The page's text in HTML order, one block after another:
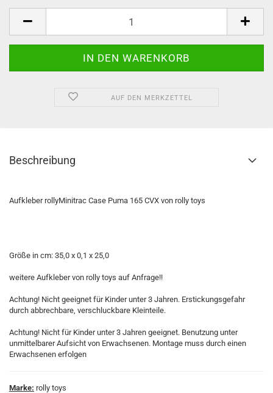
AUF DEN MERKZETTEL
Beschreibung
Aufkleber rollyMinitrac Case Puma 165 CVX von rolly toys
Größe in cm: 35,0 x 0,1 x 25,0
weitere Aufkleber von rolly toys auf Anfrage!!
Achtung! Nicht geeignet für Kinder unter 3 Jahren. Erstickungsgefahr
durch abbrechbare, verschluckbare Kleinteile.
Achtung! Nicht für Kinder unter 3 Jahren geeignet. Benutzung unter
unmittelbarer Aufsicht von Erwachsenen. Montage muss durch einen
Erwachsenen erfolgen
Marke: rolly toys